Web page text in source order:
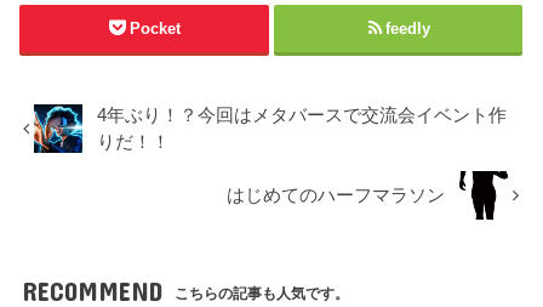
Pocket feedly
4年ぶり！？今回はメタバースで交流会イベント作
りだ！！
はじめてのハーフマラソン
RECOMMEND こちらの記事も人気です。